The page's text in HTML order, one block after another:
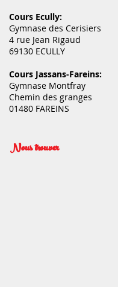
Cours Ecully:
Gymnase des Cerisiers
4 rue Jean Rigaud
69130 ECULLY
Cours Jassans-Fareins:
Gymnase Montfray
Chemin des granges
01480 FAREINS
Nous trouver